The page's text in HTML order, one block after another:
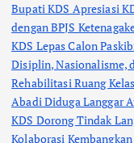
Bupati KDS Apresiasi
dengan BPJS
KDS Lepas Calon
Disiplin, Nasionalisme,
Rehabilitasi Ruang
Abadi Diduga Langgar
KDS Dorong Tindak
Kolaborasi